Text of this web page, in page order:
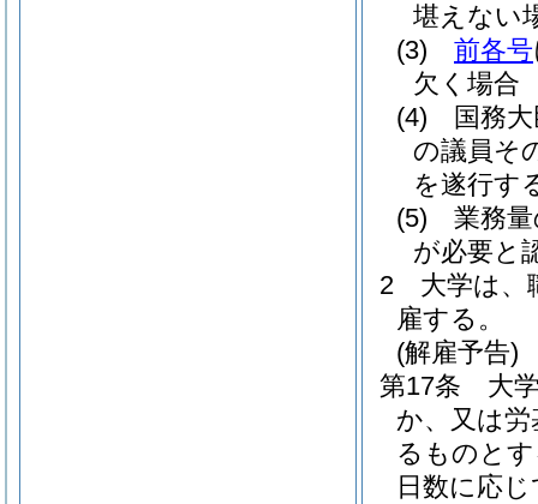
堪えない
(3)
前各号
欠く場合
(4)
国務
の議員そ
を遂行す
(5)
業務
が必要と
2
大学は、
雇する。
(解雇予告)
第17条
大
か、又は
るものと
日数に応